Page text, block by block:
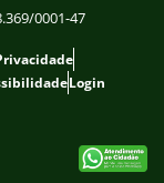
0001-47
Login